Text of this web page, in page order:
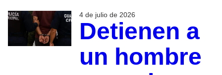
4 de julio de 2026
Detienen a
un hombre